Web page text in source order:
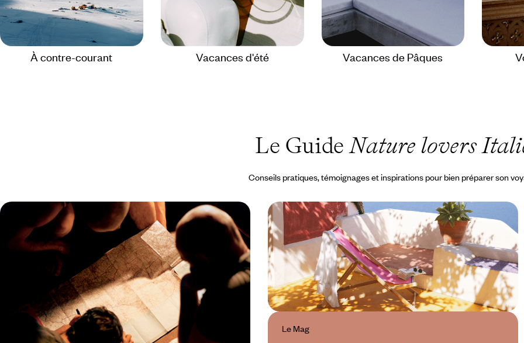
À contre-courant Vacances d'été Vacances de Pâques
Le GuideNature lovers
Conseils pratiques, témoignages et inspirations pour bien préparer son
Le Mag